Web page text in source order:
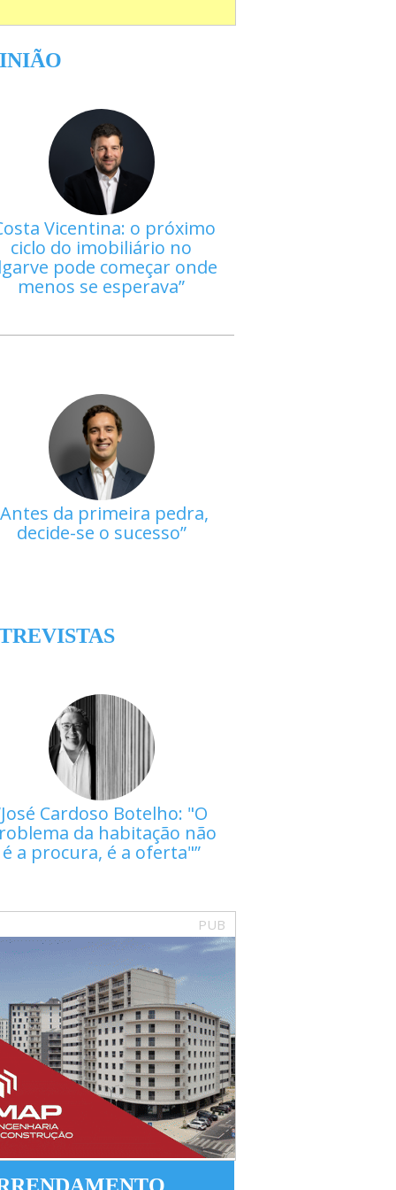
Vicentina: o próximo
ciclo do imobiliário no
pode começar onde
menos se esperava
Antes da primeira pedra,
decide-se o sucesso
José Cardoso Botelho: "O
da habitação não
é a procura, é a oferta"
PUB